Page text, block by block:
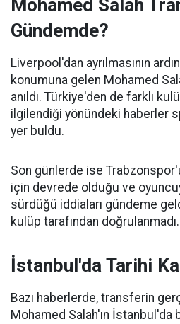
Mohamed Salah
Gündemde?
Liverpool'dan ayrılmasının
konumuna gelen Mohamed
anıldı. Türkiye'den de farklı
ilgilendiği yönündeki haberler
yer buldu.
Son günlerde ise
için devrede olduğu ve
sürdüğü iddiaları gündeme
kulüp tarafından doğrulanmadı.
İstanbul'da Tarihi
Bazı haberlerde, transferin
Mohamed Salah'ın